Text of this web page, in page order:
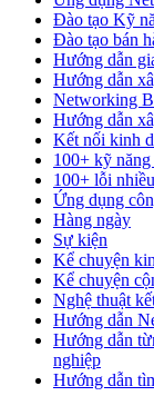
Đào tạo Kỹ
Đào tạo bán
Hướng dẫn
Hướng dẫn
Networking
Hướng dẫn
Kết nối kinh
100+ kỹ
100+ lỗi
Ứng dụng
Hàng ngày
Sự kiện
Kể chuyện
Kể chuyện
Nghệ thuật
Hướng dẫn
Hướng dẫn
nghiệp
Hướng dẫn